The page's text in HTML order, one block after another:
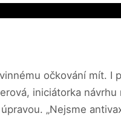
očkování mít.
iniciátorka
„Nejsme